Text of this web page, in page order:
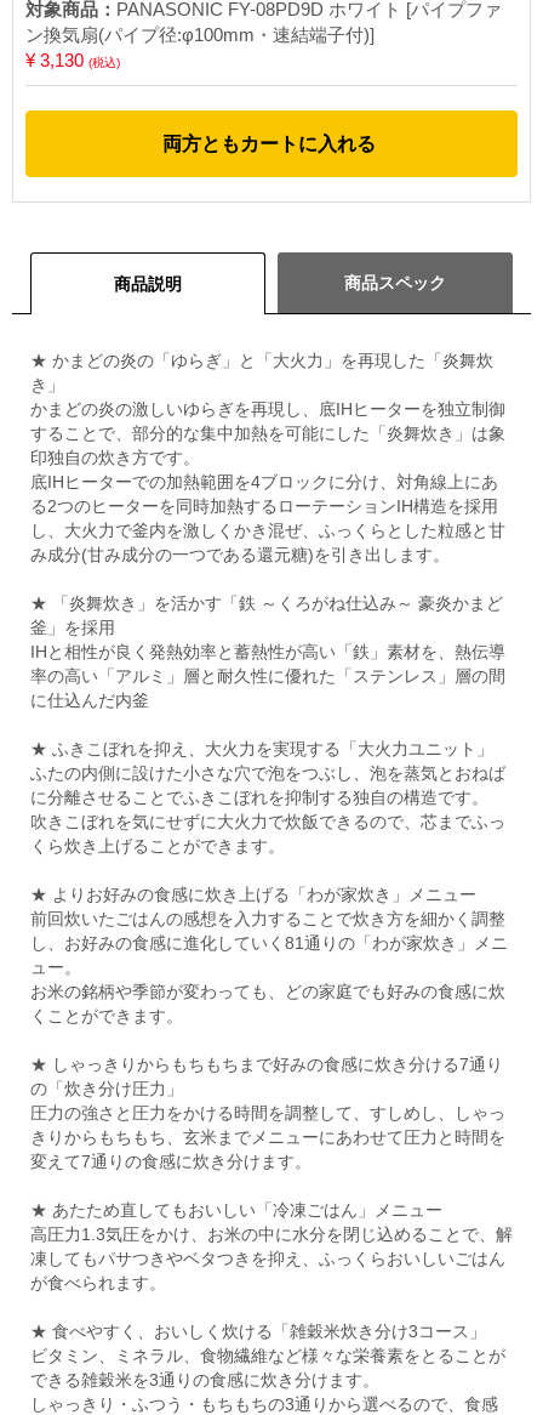
対象商品： PANASONIC FY-08PD9D ホワイト [パイプファ
ン換気扇(パイプ径:φ100mm・速結端子付)]
¥ 3,130 (税込)
両方ともカートに入れる
商品説明 商品スペック
★ かまどの炎の「ゆらぎ」と「大火力」を再現した「炎舞炊
き」
かまどの炎の激しいゆらぎを再現し、底IHヒーターを独立制御
することで、部分的な集中加熱を可能にした「炎舞炊き」は象
印独自の炊き方です。
底IHヒーターでの加熱範囲を4ブロックに分け、対角線上にあ
る2つのヒーターを同時加熱するローテーションIH構造を採用
し、大火力で釜内を激しくかき混ぜ、ふっくらとした粒感と甘
み成分(甘み成分の一つである還元糖)を引き出します。
★ 「炎舞炊き」を活かす「鉄 ～くろがね仕込み～ 豪炎かまど
釜」を採用
IHと相性が良く発熱効率と蓄熱性が高い「鉄」素材を、熱伝導
率の高い「アルミ」層と耐久性に優れた「ステンレス」層の間
に仕込んだ内釜
★ ふきこぼれを抑え、大火力を実現する「大火力ユニット」
ふたの内側に設けた小さな穴で泡をつぶし、泡を蒸気とおねば
に分離させることでふきこぼれを抑制する独自の構造です。
吹きこぼれを気にせずに大火力で炊飯できるので、芯までふっ
くら炊き上げることができます。
★ よりお好みの食感に炊き上げる「わが家炊き」メニュー
前回炊いたごはんの感想を入力することで炊き方を細かく調整
し、お好みの食感に進化していく81通りの「わが家炊き」メニ
ュー。
お米の銘柄や季節が変わっても、どの家庭でも好みの食感に炊
くことができます。
★ しゃっきりからもちもちまで好みの食感に炊き分ける7通り
の「炊き分け圧力」
圧力の強さと圧力をかける時間を調整して、すしめし、しゃっ
きりからもちもち、玄米までメニューにあわせて圧力と時間を
変えて7通りの食感に炊き分けます。
★ あたため直してもおいしい「冷凍ごはん」メニュー
高圧力1.3気圧をかけ、お米の中に水分を閉じ込めることで、解
凍してもパサつきやベタつきを抑え、ふっくらおいしいごはん
が食べられます。
★ 食べやすく、おいしく炊ける「雑穀米炊き分け3コース」
ビタミン、ミネラル、食物繊維など様々な栄養素をとることが
できる雑穀米を3通りの食感に炊き分けます。
しゃっきり・ふつう・もちもちの3通りから選べるので、食感